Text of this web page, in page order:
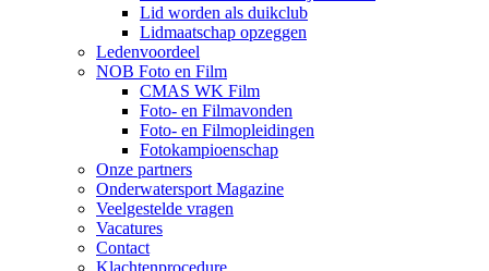
Lid worden als duikclub
Lidmaatschap opzeggen
Ledenvoordeel
NOB Foto en Film
CMAS WK Film
Foto- en Filmavonden
Foto- en Filmopleidingen
Fotokampioenschap
Onze partners
Onderwatersport Magazine
Veelgestelde vragen
Vacatures
Contact
Klachtenprocedure